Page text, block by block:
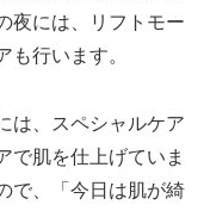
夜には、リフトモー
も行います。
は、スペシャルケア
で肌を仕上げていま
で、「今日は肌が綺